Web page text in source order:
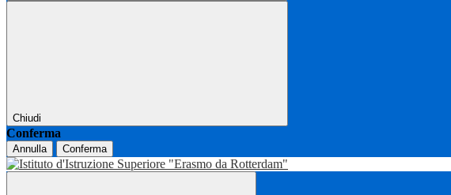
Chiudi
Conferma
Annulla Conferma